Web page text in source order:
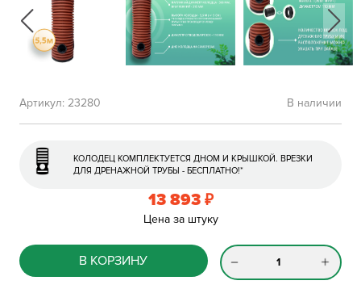
В наличии
Артикул: 23280
КОЛОДЕЦ КОМПЛЕКТУЕТСЯ ДНОМ И КРЫШКОЙ. ВРЕЗКИ
ДЛЯ ДРЕНАЖНОЙ ТРУБЫ - БЕСПЛАТНО!*
13 893 ₽
Цена за штуку
В КОРЗИНУ